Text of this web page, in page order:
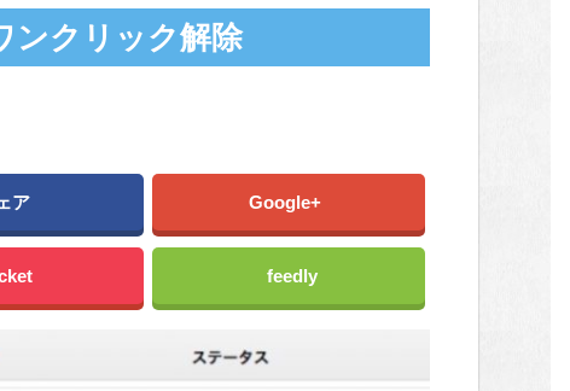
ンクリック解除
ア Google+
feedly